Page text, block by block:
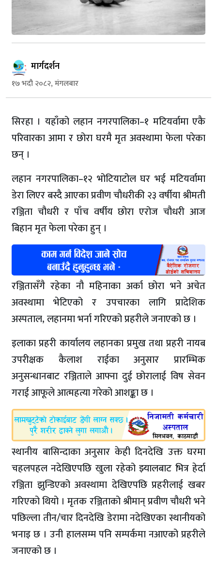
मार्गदर्शन
१७ भदौ २०८२, मंगलबार
सिरहा । यहाँको लहान नगरपालिका–१ मटियर्वामा एकै
परिवारका आमा र छोरा घरमै मृत अवस्थामा फेला परेका
छन् ।
लहान नगरपालिका–१२ भोटियाटोल घर भई मटियर्वामा
डेरा लिएर बस्दै आएका प्रवीण चौधरीकी २३ वर्षीया श्रीमती
रञ्जिता चौधरी र पाँच वर्षीय छोरा एरोज चौधरी आज
बिहान मृत फेला परेका हुन् ।
रञ्जितासँगै रहेका नौ महिनाका अर्का छोरा भने अचेत
अवस्थामा भेटिएको र उपचारका लागि प्रादेशिक
अस्पताल, लहानमा भर्ना गरिएको प्रहरीले जनाएको छ ।
इलाका प्रहरी कार्यालय लहानका प्रमुख तथा प्रहरी नायब
उपरीक्षक कैलाश राईका अनुसार प्रारम्भिक
अनुसन्धानबाट रञ्जिताले आफ्ना दुई छोरालाई विष सेवन
गराई आफूले आत्महत्या गरेको आशङ्का छ ।
स्थानीय बासिन्दाका अनुसार केही दिनदेखि उक्त घरमा
चहलपहल नदेखिएपछि खुला रहेको झ्यालबाट भित्र हेर्दा
रञ्जिता झुन्डिएको अवस्थामा देखिएपछि प्रहरीलाई खबर
गरिएको थियो । मृतक रञ्जिताको श्रीमान् प्रवीण चौधरी भने
पछिल्ला तीन/चार दिनदेखि डेरामा नदेखिएका स्थानीयको
भनाइ छ । उनी हालसम्म पनि सम्पर्कमा नआएको प्रहरीले
जनाएको छ ।